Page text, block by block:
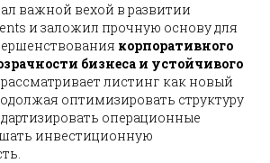
важной вехой в развитии
и заложил прочную основу для
корпоративного
бизнеса и устойчивого
листинг как новый
оптимизировать структуру
операционные
инвестиционную